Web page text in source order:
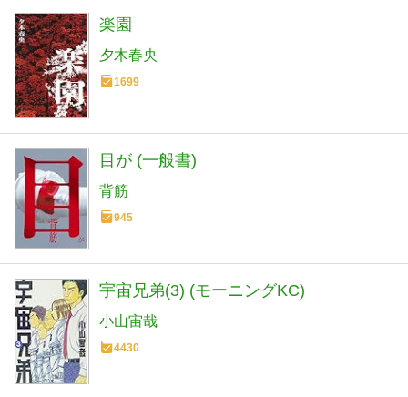
楽園
夕木春央
1699
目が (一般書)
背筋
945
宇宙兄弟(3) (モーニングKC)
小山宙哉
4430